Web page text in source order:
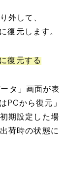
外して、
復元します。
復元する
タ」画面が表
PCから復元」
期設定した場
荷時の状態に